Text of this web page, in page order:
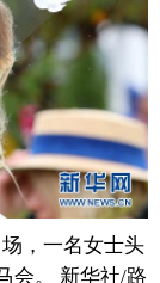
食品
数据
无人机
华广播
返回PC
，一名女士头
会。 新华社/路